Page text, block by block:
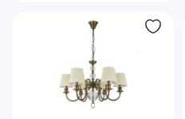
Конструкция
Мощность ламп